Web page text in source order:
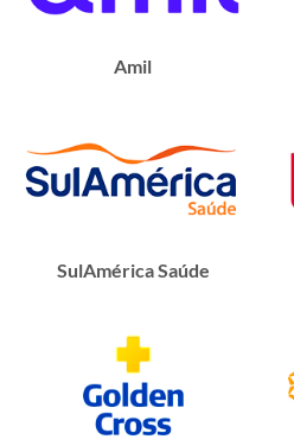
Amil
SulAmérica Saúde